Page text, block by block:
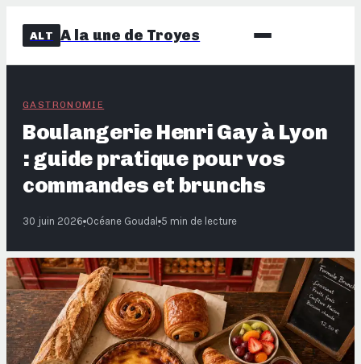
ALT A la une de Troyes
GASTRONOMIE
Boulangerie Henri Gay à Lyon
: guide pratique pour vos
commandes et brunchs
30 juin 2026· Océane Goudal · 5 min de lecture